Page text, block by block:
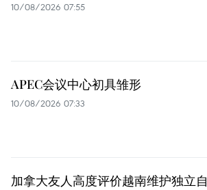
10/08/2026 07:55
APEC会议中心初具雏形
10/08/2026 07:33
加拿大友人高度评价越南维护独立自